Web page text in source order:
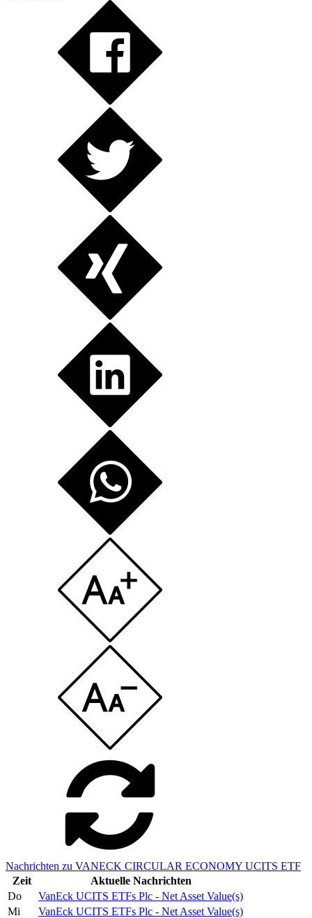
Nachrichten zu VANECK CIRCULAR ECONOMY UCITS ETF
Zeit
Aktuelle Nachrichten
Do
VanEck UCITS ETFs Plc - Net Asset Value(s)
Mi
VanEck UCITS ETFs Plc - Net Asset Value(s)